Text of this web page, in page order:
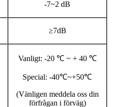
-7~2 dB
≥7dB
Vanligt: ​​-20 ℃ ~ + 40 ℃
Special: -40℃~+50℃
(Vänligen meddela oss din
förfrågan i förväg)